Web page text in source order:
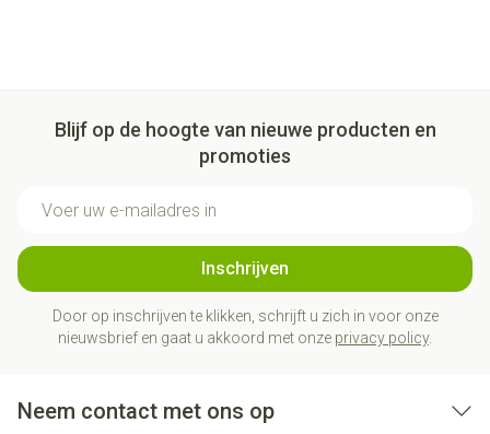
Blijf op de hoogte van nieuwe producten en
promoties
Inschrijven
Door op inschrijven te klikken, schrijft u zich in voor onze
nieuwsbrief en gaat u akkoord met onze privacy policy.
Neem contact met ons op